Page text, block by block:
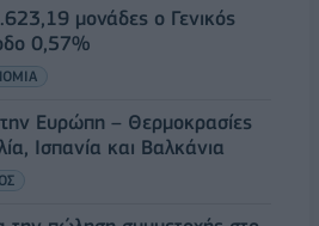
μονάδες ο Γενικός
0,57%
Ευρώπη – Θερμοκρασίες
Ισπανία και Βαλκάνια